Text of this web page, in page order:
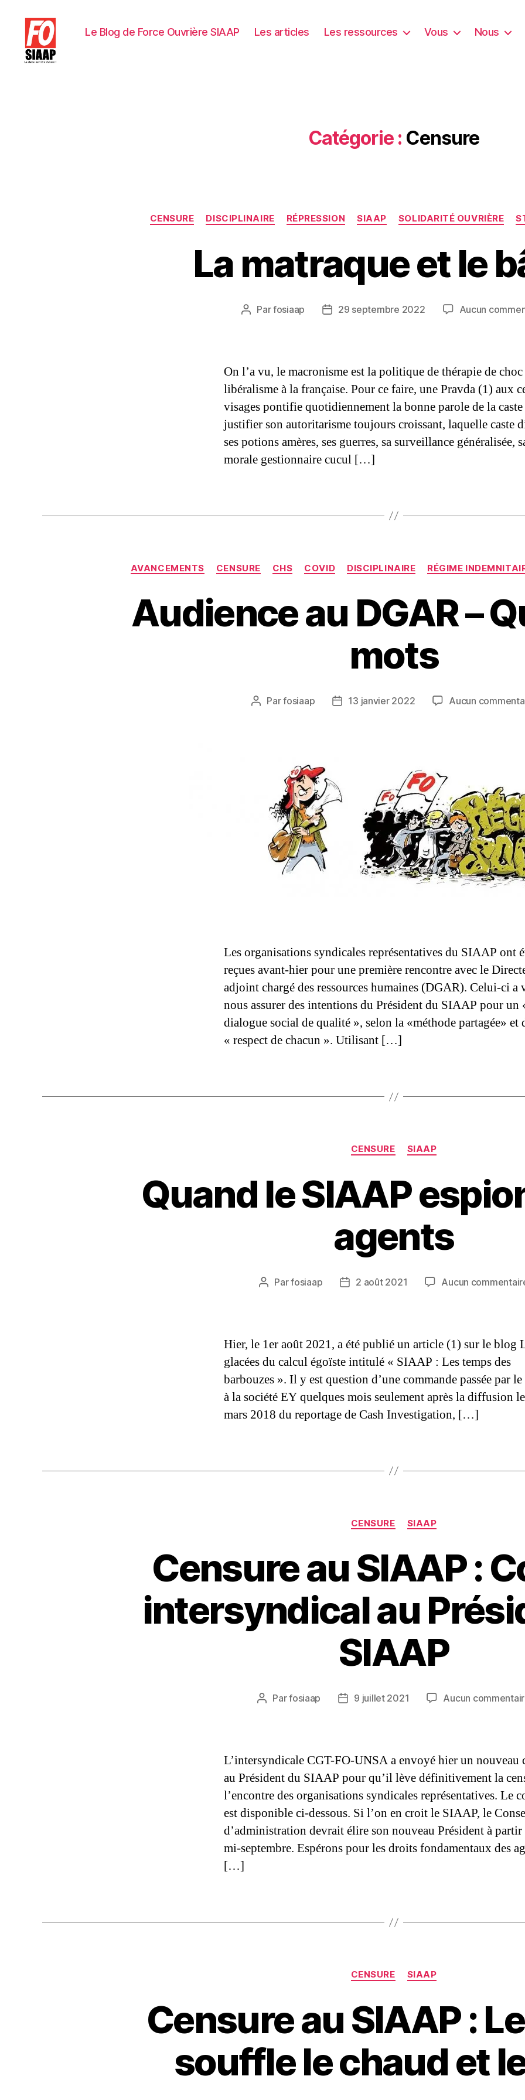
Le Blog de Force Ouvrière SIAAP Les articles Les ressources Vous Nous
Catégorie : Censure
Catégories
CENSURE DISCIPLINAIRE RÉPRESSION SIAAP SOLIDARITÉ OUVRIÈRE
La matraque et le
Auteur
Parfosiaap
Date29 septembre 2022 Aucun
On l’a vu, le macronisme est la politique de thérapie de
libéralisme à la française. Pour ce faire, une Pravda (1) aux
visages pontifie quotidiennement la bonne parole de la
justifier son autoritarisme toujours croissant, laquelle caste
ses potions amères, ses guerres, sa surveillance généralisée,
morale gestionnaire cucul […]
Catégories
AVANCEMENTS CENSURE CHS COVID DISCIPLINAIRE RÉGIME
Audience au DGAR –
mots
Auteur
Parfosiaap
Date13 janvier 2022 Aucun
Les organisations syndicales représentatives du SIAAP ont
reçues avant-hier pour une première rencontre avec le
adjoint chargé des ressources humaines (DGAR). Celui-ci a
nous assurer des intentions du Président du SIAAP pour un
dialogue social de qualité », selon la «méthode partagée» et
« respect de chacun ». Utilisant […]
Catégories
CENSURE SIAAP
Quand le SIAAP
agents
Auteur
Parfosiaap
Date2 août 2021 Aucun
Hier, le 1er août 2021, a été publié un article (1) sur le blog
glacées du calcul égoïste intitulé « SIAAP : Les temps des
barbouzes ». Il y est question d’une commande passée par
à la société EY quelques mois seulement après la diffusion
mars 2018 du reportage de Cash Investigation, […]
Catégories
CENSURE SIAAP
Censure au SIAAP :
intersyndical au
SIAAP
Auteur
Parfosiaap
Date9 juillet 2021 Aucun
L’intersyndicale CGT-FO-UNSA a envoyé hier un nouveau
au Président du SIAAP pour qu’il lève définitivement la
l’encontre des organisations syndicales représentatives. Le
est disponible ci-dessous. Si l’on en croit le SIAAP, le
d’administration devrait élire son nouveau Président à partir
mi-septembre. Espérons pour les droits fondamentaux des
[…]
Catégories
CENSURE SIAAP
Censure au SIAAP :
souffle le chaud et